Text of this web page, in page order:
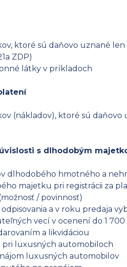
ktoré sú daňovo uznané
ZDP)
látky v príkladoch
(nákladov), ktoré sú daňovo
s dlhodobým
dlhodobého hmotného a
majetku pri registrácii za
/ povinnosť)
a v roku predaja
vecí v ocenení do 1
a likvidáciou
pri luxusných automobiloch
luxusných automobilov